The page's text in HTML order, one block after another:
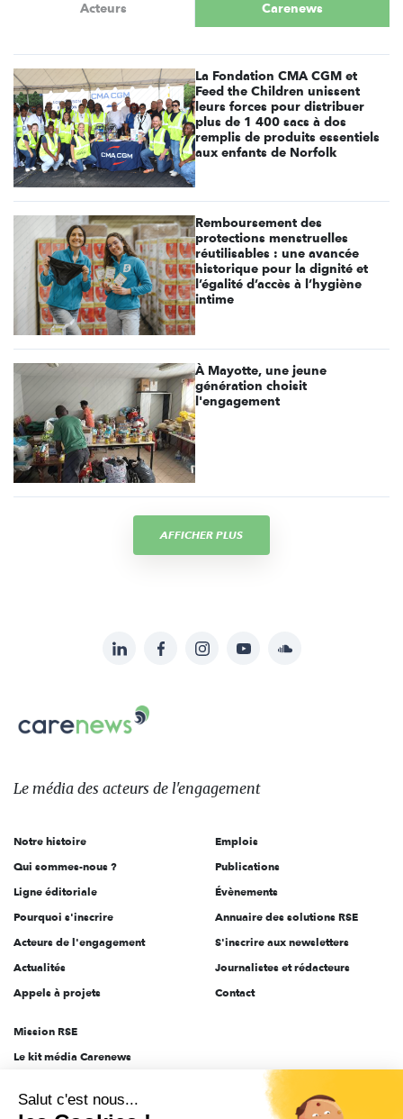
Acteurs Carenews
La Fondation CMA CGM et
Feed the Children unissent
leurs forces pour distribuer
plus de 1 400 sacs à dos
remplis de produits essentiels
aux enfants de Norfolk
Remboursement des
protections menstruelles
réutilisables : une avancée
historique pour la dignité et
l’égalité d’accès à l’hygiène
intime
À Mayotte, une jeune
génération choisit
l'engagement
AFFICHER PLUS
sur:
LinkedInFacebookInstagramYouTubeSoundcloud
Carenews,
Le
des
l'engagement
Le média des acteurs de l'engagement
Notre histoire
Qui sommes-nous ?
Ligne éditoriale
Pourquoi s'inscrire
Acteurs de l'engagement
Actualités
Appels à projets
Emplois
Publications
Évènements
Annuaire des solutions RSE
S'inscrire aux newsletters
Journalistes et rédacteurs
Contact
Mission RSE
Le kit média Carenews
AEF info
Salut c'est nous...